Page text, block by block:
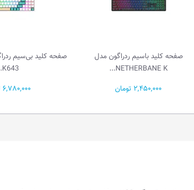
صفحه کلید بی‌سیم ردراگون مدل VEIGAR
K643...
6,780,000 تومان